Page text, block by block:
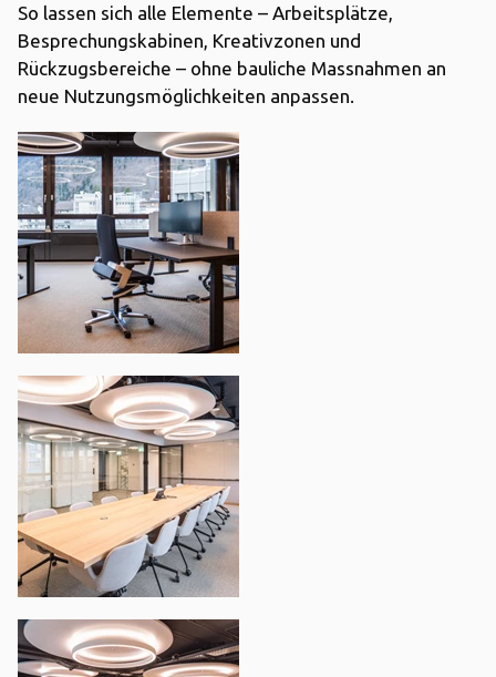
So lassen sich alle Elemente – Arbeitsplätze,
Besprechungskabinen, Kreativzonen und
Rückzugsbereiche – ohne bauliche Massnahmen an
neue Nutzungsmöglichkeiten anpassen.